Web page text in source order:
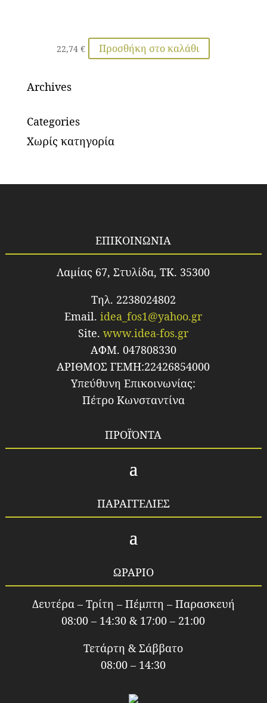
22,74€ Προσθήκη στο καλάθι
Archives
Categories
Χωρίς κατηγορία
ΕΠΙΚΟΙΝΩΝΙΑ
Λαμίας 67, Στυλίδα, TK. 35300
Τηλ. 2238024802
Email.idea_fos1@yahoo.gr
Site.www.idea-fos.gr
ΑΦΜ. 047808330
ΑΡΙΘΜΟΣ ΓΕΜΗ:22426854000
Υπεύθυνη Επικοινωνίας:
Πέτρο Κωνσταντίνα
ΠΡΟΪΌΝΤΑ
ΠΑΡΑΓΓΕΛΙΕΣ
ΩΡΑΡΙΟ
Δευτέρα – Τρίτη – Πέμπτη – Παρασκευή
08:00 – 14:30 & 17:00 – 21:00
Τετάρτη & Σάββατο
08:00 – 14:30